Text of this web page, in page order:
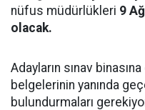
nüfus müdürlükleri 9
olacak.
Adayların sınav
belgelerinin yanında
bulundurmaları